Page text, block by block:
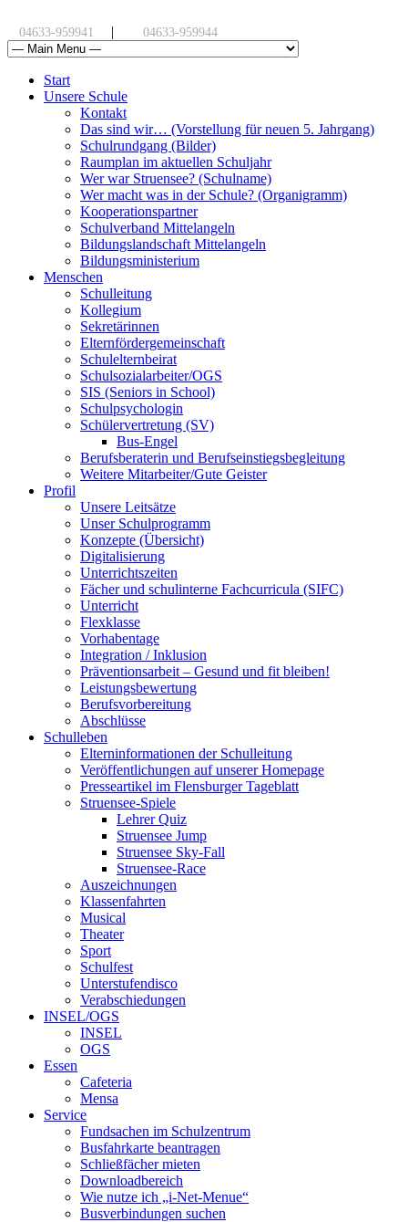
04633-959941 | 04633-959944
Start
Unsere Schule
Kontakt
Das sind wir… (Vorstellung für neuen 5. Jahrgang)
Schulrundgang (Bilder)
Raumplan im aktuellen Schuljahr
Wer war Struensee? (Schulname)
Wer macht was in der Schule? (Organigramm)
Kooperationspartner
Schulverband Mittelangeln
Bildungslandschaft Mittelangeln
Bildungsministerium
Menschen
Schulleitung
Kollegium
Sekretärinnen
Elternfördergemeinschaft
Schulelternbeirat
Schulsozialarbeiter/OGS
SIS (Seniors in School)
Schulpsychologin
Schülervertretung (SV)
Bus-Engel
Berufsberaterin und Berufseinstiegsbegleitung
Weitere Mitarbeiter/Gute Geister
Profil
Unsere Leitsätze
Unser Schulprogramm
Konzepte (Übersicht)
Digitalisierung
Unterrichtszeiten
Fächer und schulinterne Fachcurricula (SIFC)
Unterricht
Flexklasse
Vorhabentage
Integration / Inklusion
Präventionsarbeit – Gesund und fit bleiben!
Leistungsbewertung
Berufsvorbereitung
Abschlüsse
Schulleben
Elterninformationen der Schulleitung
Veröffentlichungen auf unserer Homepage
Presseartikel im Flensburger Tageblatt
Struensee-Spiele
Lehrer Quiz
Struensee Jump
Struensee Sky-Fall
Struensee-Race
Auszeichnungen
Klassenfahrten
Musical
Theater
Sport
Schulfest
Unterstufendisco
Verabschiedungen
INSEL/OGS
INSEL
OGS
Essen
Cafeteria
Mensa
Service
Fundsachen im Schulzentrum
Busfahrkarte beantragen
Schließfächer mieten
Downloadbereich
Wie nutze ich „i-Net-Menue“
Busverbindungen suchen